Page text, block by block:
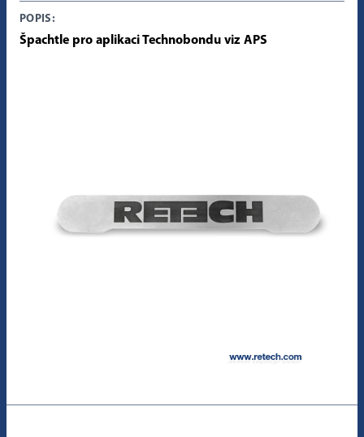
POPIS:
Špachtle pro aplikaci Technobondu viz APS